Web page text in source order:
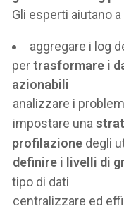
Gli esperti aiutano
aggregare i log
pertrasformare i
azionabili
analizzare i
impostare una
profilazione degli
definire i livelli di
tipo di dati
centralizzare ed